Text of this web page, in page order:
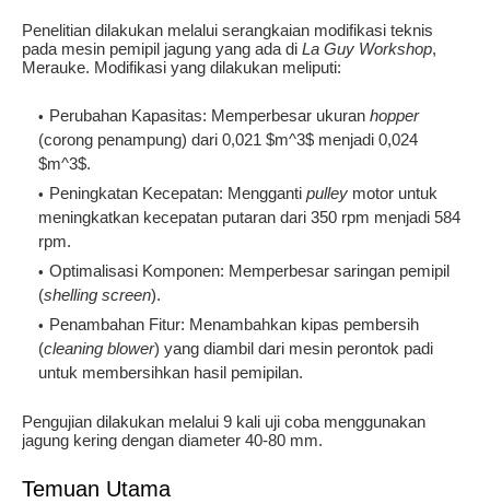
Penelitian dilakukan melalui serangkaian modifikasi teknis
pada mesin pemipil jagung yang ada di La Guy Workshop,
Merauke. Modifikasi yang dilakukan meliputi:
Perubahan Kapasitas: Memperbesar ukuran hopper
(corong penampung) dari 0,021 $m^3$ menjadi 0,024
$m^3$.
Peningkatan Kecepatan: Mengganti pulley motor untuk
meningkatkan kecepatan putaran dari 350 rpm menjadi 584
rpm.
Optimalisasi Komponen: Memperbesar saringan pemipil
(shelling screen).
Penambahan Fitur: Menambahkan kipas pembersih
(cleaning blower) yang diambil dari mesin perontok padi
untuk membersihkan hasil pemipilan.
Pengujian dilakukan melalui 9 kali uji coba menggunakan
jagung kering dengan diameter 40-80 mm.
Temuan Utama